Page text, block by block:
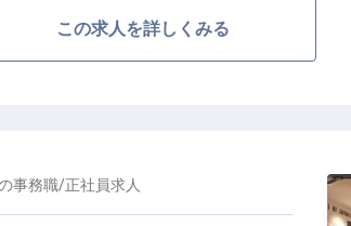
の細やかな気配りと丁寧なサポート
この求人を詳しくみる
事務職/正社員求人